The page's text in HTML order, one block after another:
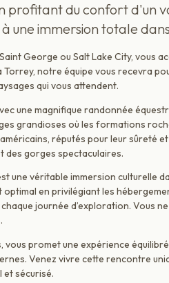
profitant du confort d'un
une immersion totale
George ou Salt Lake City, vous
notre équipe vous recevra
qui vous attendent.
une magnifique randonnée
grandioses où les formations
réputés pour leur sûreté
gorges spectaculaires.
une véritable immersion culturelle
en privilégiant les
journée d’exploration. Vous
promet une expérience
Venez vivre cette rencontre
et sécurisé.